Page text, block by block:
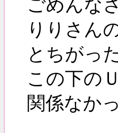
ごめんな
りりさん
とちがっ
この下の
関係なか